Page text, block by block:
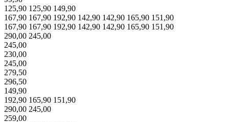
125,90 125,90 149,90
167,90 167,90 192,90 142,90 142,90 165,90 151,90
167,90 167,90 192,90 142,90 142,90 165,90 151,90
290,00 245,00
245,00
230,00
245,00
279,50
296,50
149,90
192,90 165,90 151,90
290,00 245,00
259,00